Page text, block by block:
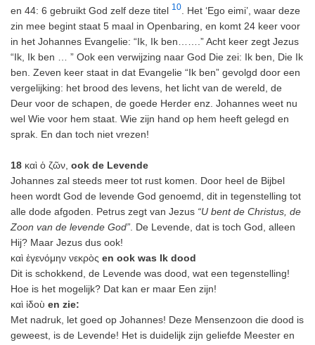
en 44: 6 gebruikt God zelf deze titel 10
. Het ‘Ego eimi’, waar deze
zin mee begint staat 5 maal in Openbaring, en komt 24 keer voor
in het Johannes Evangelie: “Ik, Ik ben…….” Acht keer zegt Jezus
“Ik, Ik ben … ” Ook een verwijzing naar God Die zei: Ik ben, Die Ik
ben. Zeven keer staat in dat Evangelie “Ik ben” gevolgd door een
vergelijking: het brood des levens, het licht van de wereld, de
Deur voor de schapen, de goede Herder enz. Johannes weet nu
wel Wie voor hem staat. Wie zijn hand op hem heeft gelegd en
sprak. En dan toch niet vrezen!
18 καὶ ὁ ζῶν, ook de Levende
Johannes zal steeds meer tot rust komen. Door heel de Bijbel
heen wordt God de levende God genoemd, dit in tegenstelling tot
alle dode afgoden. Petrus zegt van Jezus “U bent de Christus, de
Zoon van de levende God” . De Levende, dat is toch God, alleen
Hij? Maar Jezus dus ook!
καὶ ἐγενόμην νεκρὸς en ook was Ik dood
Dit is schokkend, de Levende was dood, wat een tegenstelling!
Hoe is het mogelijk? Dat kan er maar Een zijn!
καὶ ἰδοὺ en zie:
Met nadruk, let goed op Johannes! Deze Mensenzoon die dood is
geweest, is de Levende! Het is duidelijk zijn geliefde Meester en